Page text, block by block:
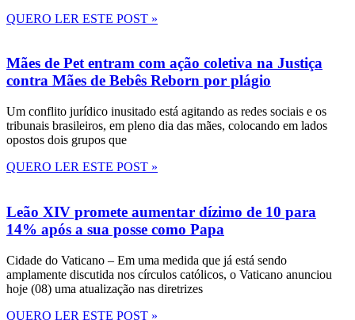
QUERO LER ESTE POST »
Mães de Pet entram com ação coletiva na Justiça
contra Mães de Bebês Reborn por plágio
Um conflito jurídico inusitado está agitando as redes sociais e os
tribunais brasileiros, em pleno dia das mães, colocando em lados
opostos dois grupos que
QUERO LER ESTE POST »
Leão XIV promete aumentar dízimo de 10 para
14% após a sua posse como Papa
Cidade do Vaticano – Em uma medida que já está sendo
amplamente discutida nos círculos católicos, o Vaticano anunciou
hoje (08) uma atualização nas diretrizes
QUERO LER ESTE POST »